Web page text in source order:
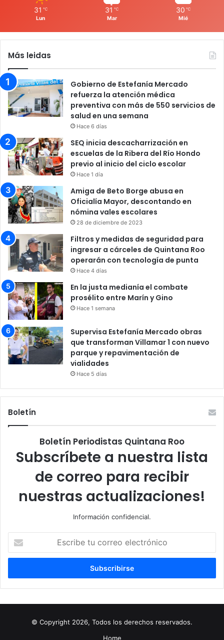
31 ℃
Lun
31 ℃
Mar
30 ℃
Mié
Más leidas
Gobierno de Estefanía Mercado
refuerza la atención médica
preventiva con más de 550 servicios de
salud en una semana
Hace 6 días
SEQ inicia descacharrización en
escuelas de la Ribera del Río Hondo
previo al inicio del ciclo escolar
Hace 1 día
Amiga de Beto Borge abusa en
Oficialía Mayor, descontando en
nómina vales escolares
28 de diciembre de 2023
Filtros y medidas de seguridad para
ingresar a cárceles de Quintana Roo
operarán con tecnología de punta
Hace 4 días
En la justa medianía el combate
prosélito entre Marín y Gino
Hace 1 semana
Supervisa Estefanía Mercado obras
que transforman Villamar 1 con nuevo
parque y repavimentación de
vialidades
Hace 5 días
Boletín
Boletín Periodistas Quintana Roo
Subscríbete a nuestra lista
de correo para recibir
nuestras actualizaciones!
Información confidencial.
correo
© Copyright 2026, Todos los derechos reservados.
Home